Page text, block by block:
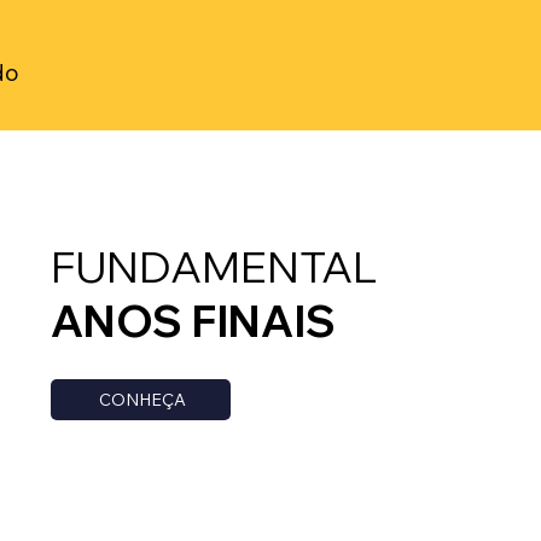
FUNDAMENTAL
ANOS FINAIS
CONHEÇA